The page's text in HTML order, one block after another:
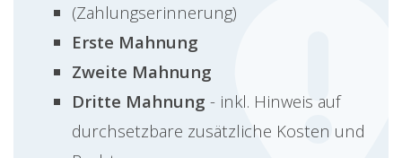
(Zahlungserinnerung)
Erste Mahnung
Zweite Mahnung
Dritte Mahnung - inkl. Hinweis auf
durchsetzbare zusätzliche Kosten und